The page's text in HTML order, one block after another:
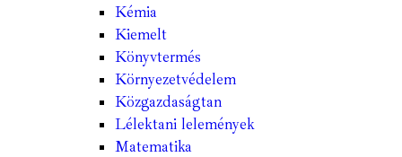
Kémia
Kiemelt
Könyvtermés
Környezetvédelem
Közgazdaságtan
Lélektani lelemények
Matematika